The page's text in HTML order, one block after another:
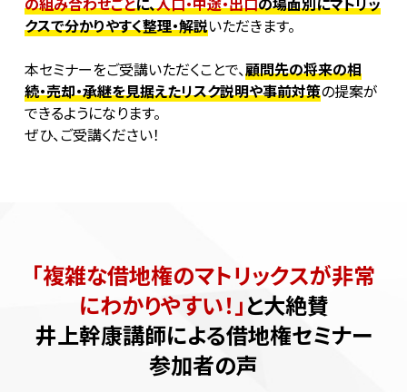
クスで分かりやすく整理・解説いただきます。
本セミナーをご受講いただくことで、顧問先の将来の相
続・売却・承継を見据えたリスク説明や事前対策の提案が
できるようになります。
ぜひ、ご受講ください！
「複雑な借地権のマトリックスが非常
にわかりやすい！」と大絶賛
井上幹康講師による借地権セミナー
参加者の声